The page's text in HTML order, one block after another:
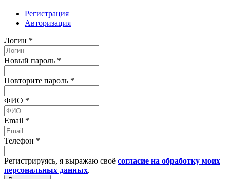
Регистрация
Авторизация
Логин *
Новый пароль *
Повторите пароль *
ФИО *
Email *
Телефон *
Регистрируясь, я выражаю своё согласие на обработку моих
персональных данных.